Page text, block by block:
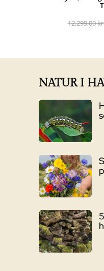
12.299,00
NATUR I